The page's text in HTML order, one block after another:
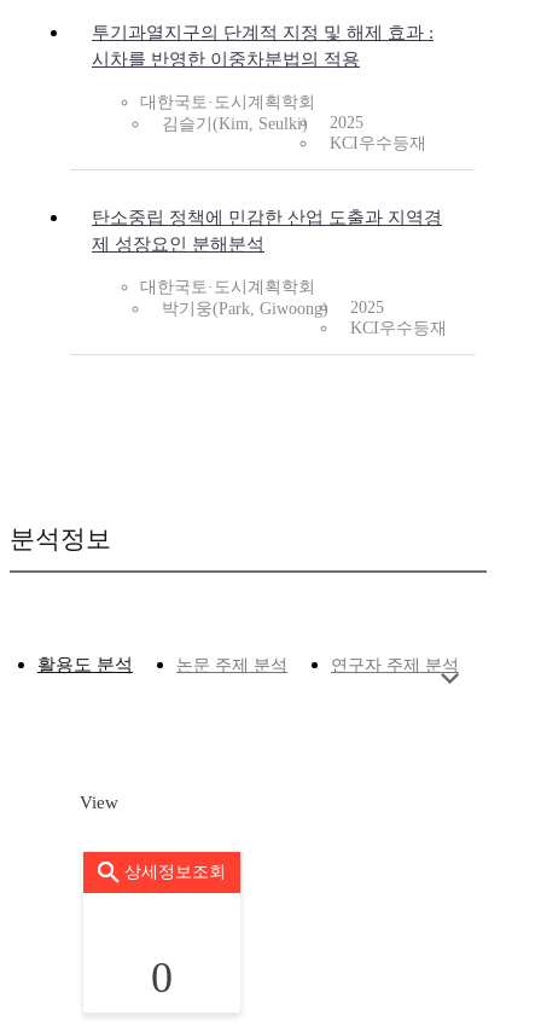
투기과열지구의 단계적 지정 및 해제 효과 :
시차를 반영한 이중차분법의 적용
대한국토·도시계획학회
김슬기(Kim, Seulki)
2025
KCI우수등재
탄소중립 정책에 민감한 산업 도출과 지역경
제 성장요인 분해분석
대한국토·도시계획학회
박기웅(Park, Giwoong)
2025
KCI우수등재
분석정보
활용도 분석 논문 주제 분석 연구자 주제 분석
View
상세정보조회
0